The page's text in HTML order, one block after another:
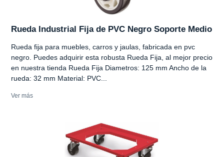
Rueda Industrial Fija de PVC Negro Soporte Medio
Rueda fija para muebles, carros y jaulas, fabricada en pvc
negro. Puedes adquirir esta robusta Rueda Fija, al mejor precio
en nuestra tienda Rueda Fija Diametros: 125 mm Ancho de la
rueda: 32 mm Material: PVC...
Ver más